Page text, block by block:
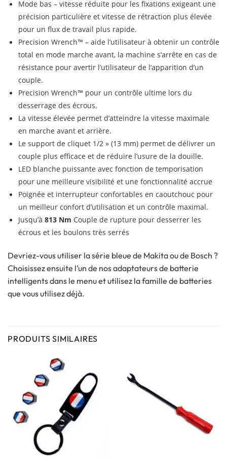
Mode bas – vitesse réduite pour les fixations exigeant une
précision particulière et vitesse de rétraction plus élevée
pour un flux de travail plus rapide.
Precision Wrench™ – aide l’utilisateur à obtenir un contrôle
total en mode marche avant, la machine s’arrête en cas de
résistance pour avertir l’utilisateur de l’apparition d’un
couple.
Precision Wrench™ pour un contrôle ultime lors du
desserrage des écrous.
La vitesse élevée permet d’atteindre la vitesse maximale
en marche avant et arrière.
Le support de cliquet 1/2 » (13 mm) permet de délivrer un
couple plus efficace et de réduire l’usure de la douille.
LED blanche puissante avec fonction de temporisation
pour une meilleure visibilité et une fonctionnalité accrue
Poignée et interrupteur confortables en caoutchouc pour
un meilleur confort d’utilisation et un contrôle maximal.
Jusqu’à 813 Nm Couple de rupture pour desserrer les
écrous et les boulons très serrés
Devriez-vous utiliser la série bleue de Makita ou de Bosch ?
Choisissez ensuite l’un de nos adaptateurs de batterie
intelligents dans le menu et utilisez la famille de batteries
que vous utilisez déjà.
PRODUITS SIMILAIRES